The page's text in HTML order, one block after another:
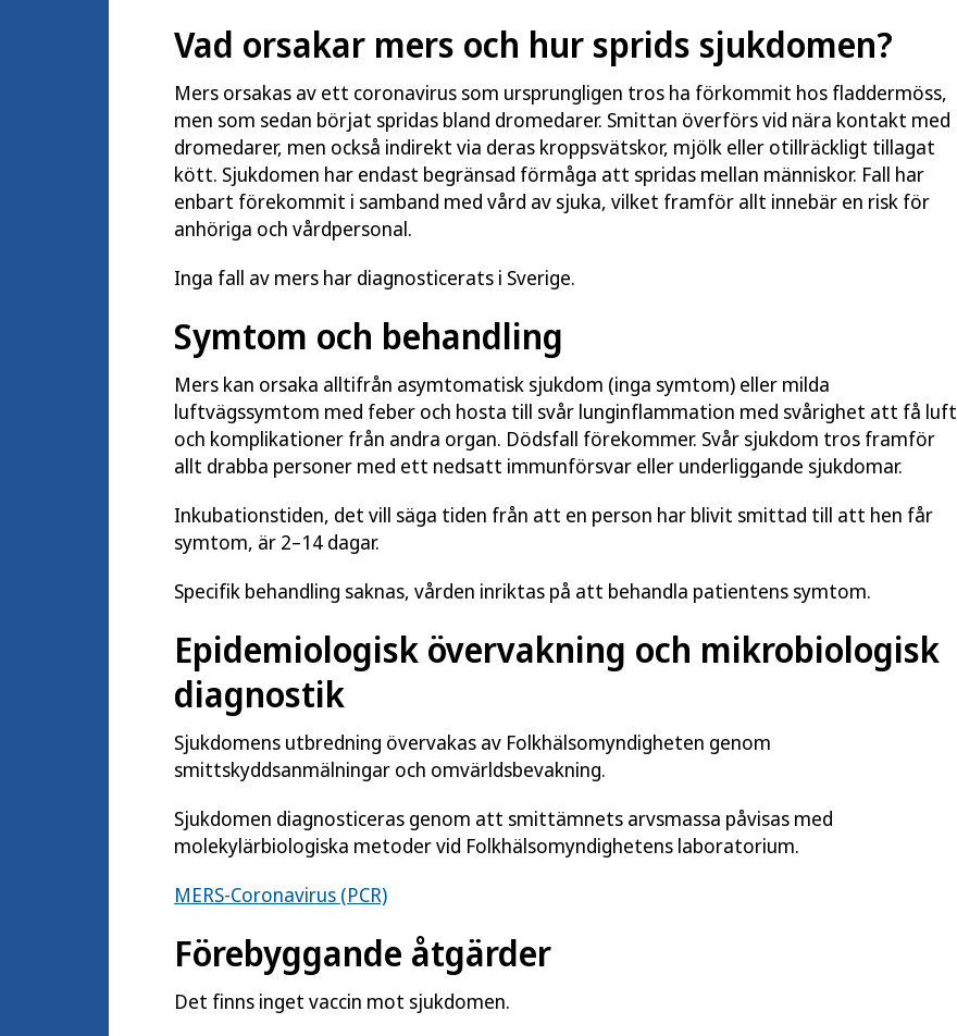
Vad orsakar mers och hur sprids sjukdomen?
Mers orsakas av ett coronavirus som ursprungligen tros ha förkommit hos fladdermöss,
men som sedan börjat spridas bland dromedarer. Smittan överförs vid nära kontakt med
dromedarer, men också indirekt via deras kroppsvätskor, mjölk eller otillräckligt tillagat
kött. Sjukdomen har endast begränsad förmåga att spridas mellan människor. Fall har
enbart förekommit i samband med vård av sjuka, vilket framför allt innebär en risk för
anhöriga och vårdpersonal.
Inga fall av mers har diagnosticerats i Sverige.
Symtom och behandling
Mers kan orsaka alltifrån asymtomatisk sjukdom (inga symtom) eller milda
luftvägssymtom med feber och hosta till svår lunginflammation med svårighet att få luft
och komplikationer från andra organ. Dödsfall förekommer. Svår sjukdom tros framför
allt drabba personer med ett nedsatt immunförsvar eller underliggande sjukdomar.
Inkubationstiden, det vill säga tiden från att en person har blivit smittad till att hen får
symtom, är 2–14 dagar.
Specifik behandling saknas, vården inriktas på att behandla patientens symtom.
Epidemiologisk övervakning och mikrobiologisk
diagnostik
Sjukdomens utbredning övervakas av Folkhälsomyndigheten genom
smittskyddsanmälningar och omvärldsbevakning.
Sjukdomen diagnosticeras genom att smittämnets arvsmassa påvisas med
molekylärbiologiska metoder vid Folkhälsomyndighetens laboratorium.
MERS-Coronavirus (PCR)
Förebyggande åtgärder
Det finns inget vaccin mot sjukdomen.